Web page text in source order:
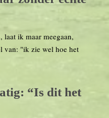
laat ik maar meegaan,
van: "ik zie wel hoe het
“Is dit het